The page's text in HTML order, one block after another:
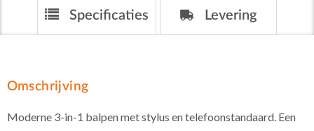
Specificaties Levering
Omschrijving
Moderne 3-in-1 balpen met stylus en telefoonstandaard. Een